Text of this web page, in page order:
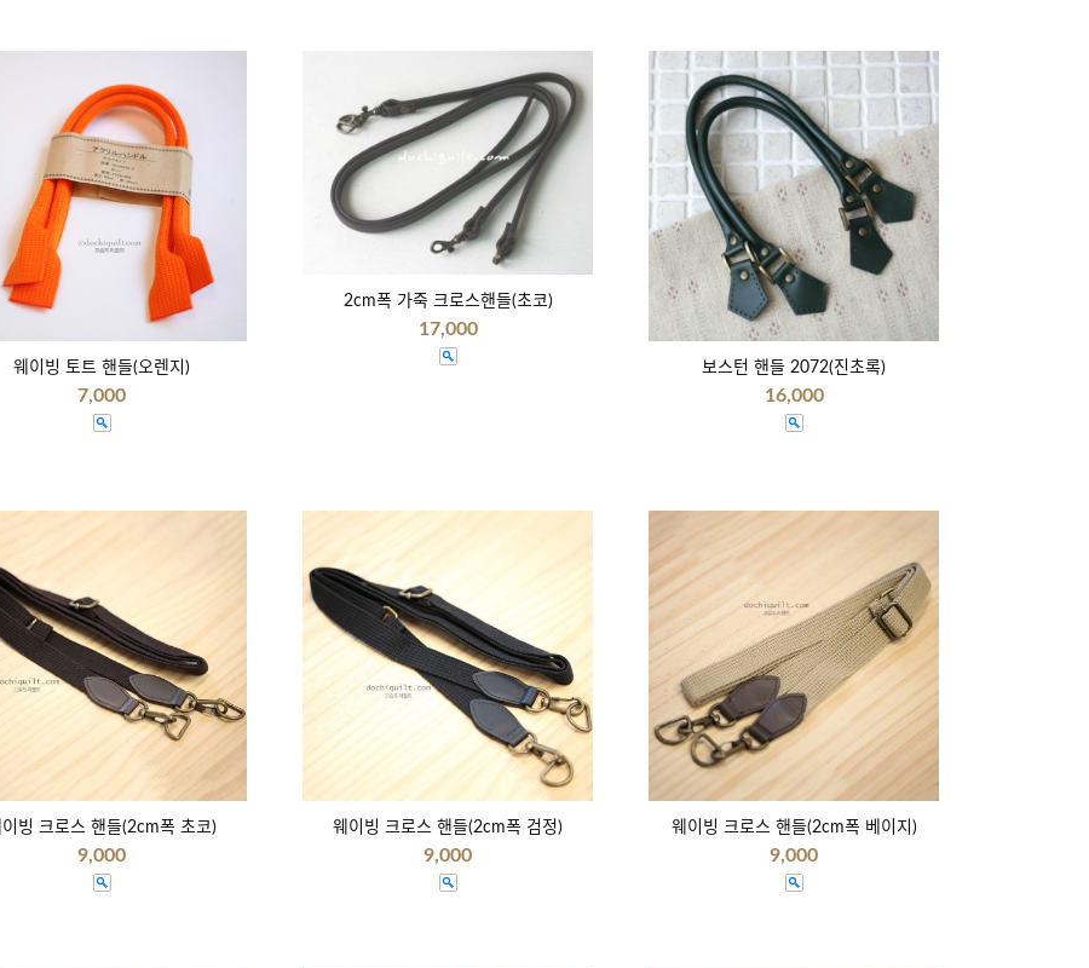
웨이빙 토트 핸들(오렌지)
7,000
2cm폭 가죽 크로스핸들(초코)
17,000
보스턴 핸들 2072(진초록)
16,000
이빙 크로스 핸들(2cm폭 초코)
9,000
웨이빙 크로스 핸들(2cm폭 검정)
9,000
웨이빙 크로스 핸들(2cm폭 베이지)
9,000